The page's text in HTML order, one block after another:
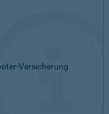
Versicherung